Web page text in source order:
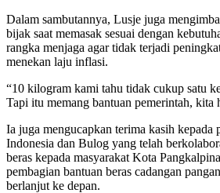
Dalam sambutannya, Lusje juga
bijak saat memasak sesuai dengan
rangka menjaga agar tidak terjadi
menekan laju inflasi.
“10 kilogram kami tahu tidak cukup satu
Tapi itu memang bantuan pemerintah, kita
Ia juga mengucapkan terima kasih kepada
Indonesia dan Bulog yang telah
beras kepada masyarakat Kota
pembagian bantuan beras cadangan
berlanjut ke depan.